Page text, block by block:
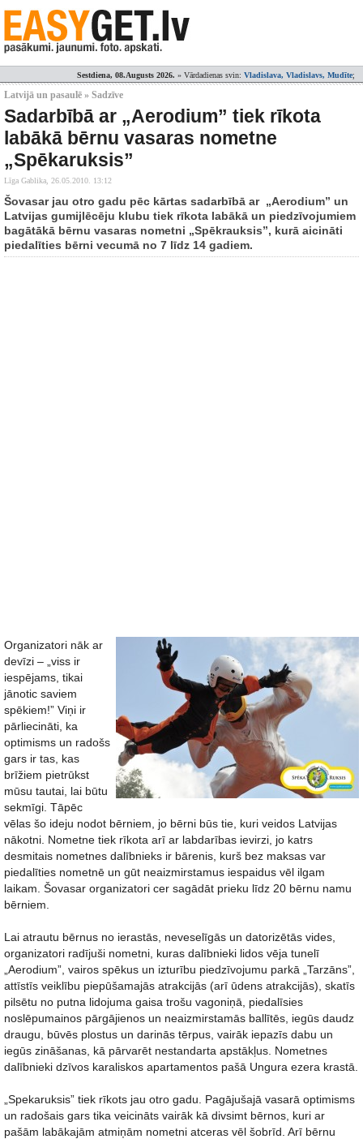
Sestdiena, 08.Augusts 2026. » Vārdadienas svin: Vladislava, Vladislavs, Mudīte;
Latvijā un pasaulē » Sadzīve
Sadarbībā ar „Aerodium” tiek rīkota
labākā bērnu vasaras nometne
„Spēkaruksis”
Līga Gablika, 26.05.2010. 13:12
Šovasar jau otro gadu pēc kārtas sadarbībā ar „Aerodium” un
Latvijas gumijlēcēju klubu tiek rīkota labākā un piedzīvojumiem
bagātākā bērnu vasaras nometni „Spēkrauksis”, kurā aicināti
piedalīties bērni vecumā no 7 līdz 14 gadiem.
Organizatori nāk ar
devīzi – „viss ir
iespējams, tikai
jānotic saviem
spēkiem!” Viņi ir
pārliecināti, ka
optimisms un radošs
gars ir tas, kas
brīžiem pietrūkst
mūsu tautai, lai būtu
sekmīgi. Tāpēc
vēlas šo ideju nodot bērniem, jo bērni būs tie, kuri veidos Latvijas
nākotni. Nometne tiek rīkota arī ar labdarības ievirzi, jo katrs
desmitais nometnes dalībnieks ir bārenis, kurš bez maksas var
piedalīties nometnē un gūt neaizmirstamus iespaidus vēl ilgam
laikam. Šovasar organizatori cer sagādāt prieku līdz 20 bērnu namu
bērniem.
Lai atrautu bērnus no ierastās, neveselīgās un datorizētās vides,
organizatori radījuši nometni, kuras dalībnieki lidos vēja tunelī
„Aerodium”, vairos spēkus un izturību piedzīvojumu parkā „Tarzāns”,
attīstīs veiklību piepūšamajās atrakcijās (arī ūdens atrakcijās), skatīs
pilsētu no putna lidojuma gaisa trošu vagoniņā, piedalīsies
noslēpumainos pārgājienos un neaizmirstamās ballītēs, iegūs daudz
draugu, būvēs plostus un darinās tērpus, vairāk iepazīs dabu un
iegūs zināšanas, kā pārvarēt nestandarta apstākļus. Nometnes
dalībnieki dzīvos karaliskos apartamentos pašā Ungura ezera krastā.
„Spekaruksis” tiek rīkots jau otro gadu. Pagājušajā vasarā optimisms
un radošais gars tika veicināts vairāk kā divsimt bērnos, kuri ar
pašām labākajām atmiņām nometni atceras vēl šobrīd. Arī bērnu